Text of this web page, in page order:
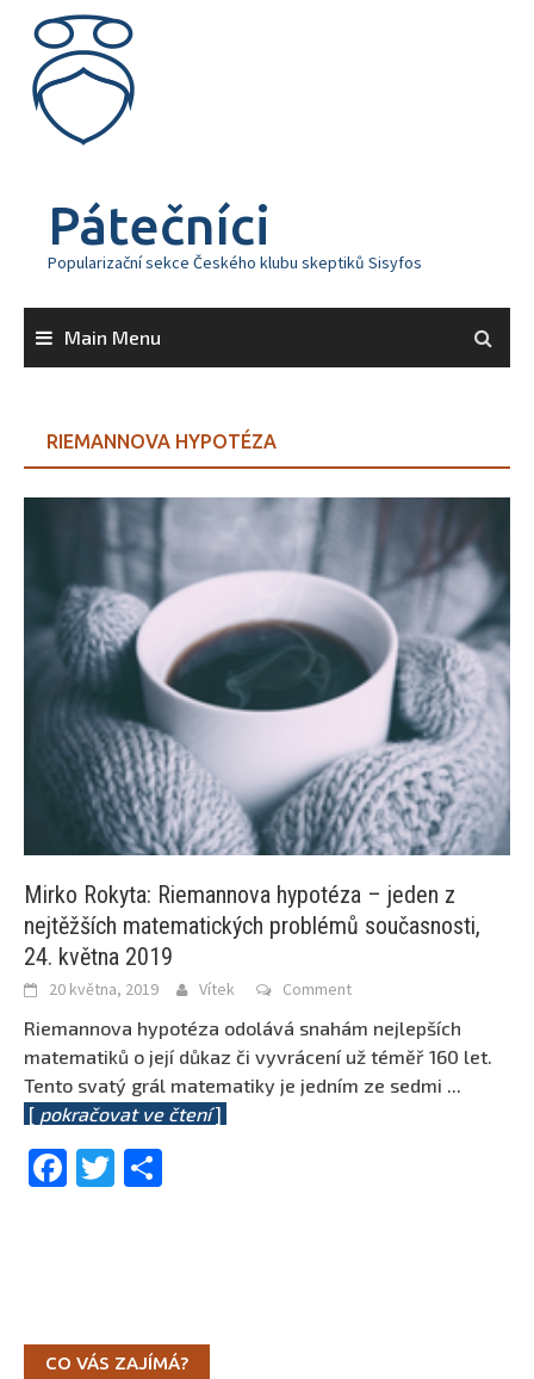
content
Pátečníci
Popularizační sekce Českého klubu skeptiků Sisyfos
Main Menu
RIEMANNOVA HYPOTÉZA
Mirko Rokyta: Riemannova hypotéza – jeden z
nejtěžších matematických problémů současnosti,
24. května 2019
20 května, 2019 Vítek Comment
Riemannova hypotéza odolává snahám nejlepších
matematiků o její důkaz či vyvrácení už téměř 160 let.
Tento svatý grál matematiky je jedním ze sedmi ...
[ pokračovat ve čtení]
Facebook
Twitter
CO VÁS ZAJÍMÁ?